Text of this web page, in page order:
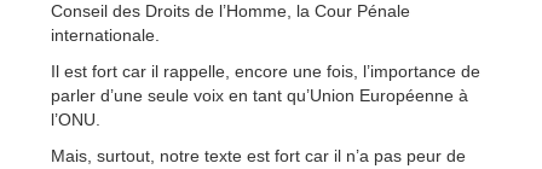
Conseil des Droits de l’Homme, la Cour Pénale
internationale.
Il est fort car il rappelle, encore une fois, l’importance de
parler d’une seule voix en tant qu’Union Européenne à
l’ONU.
Mais, surtout, notre texte est fort car il n’a pas peur de